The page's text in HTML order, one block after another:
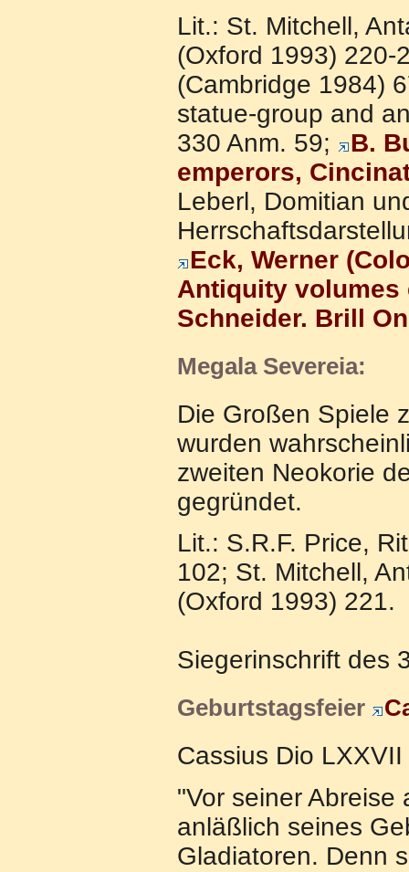
Lit.: St. Mitchell,
(Oxford 1993) 220-
(Cambridge 1984)
statue-group and
330 Anm. 59;
B.
emperors,
Leberl, Domitian
Eck, Werner
Antiquity volumes
Schneider. Brill
Megala Severeia:
Die Großen Spiele
wurden
zweiten Neokorie
gegründet.
Lit.: S.R.F. Price,
102; St. Mitchell,
(Oxford 1993) 221.
Siegerinschrift des
Geburtstagsfeier
Cassius Dio
"Vor seiner
anläßlich seines
Gladiatoren. Denn